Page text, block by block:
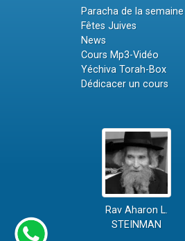
Paracha de la semaine
Fêtes Juives
News
Cours Mp3-Vidéo
Yéchiva Torah-Box
Dédicacer un cours
Rav Aharon L.
STEINMAN